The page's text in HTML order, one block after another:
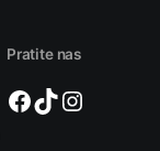
Pratite nas
Facebook TikTok Instagram